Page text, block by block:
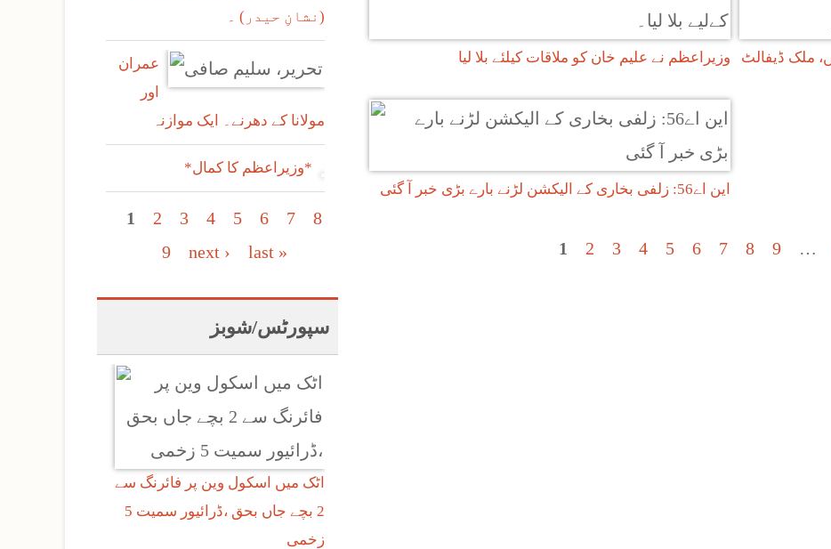
ملک ڈیفالٹ
وزیراعظم نے علیم خان کو ملاقات کیلئے بلا لیا
این اے56: زلفی بخاری کے الیکشن لڑنے بارے بڑی خبر آ گئی
1 2 3 4 5 6 7 8 9 …
(نشانِ حیدر) ۔
عمران
اور
مولانا کے دھرنے۔ ایک موازنہ
*وزیراعظم کا کمال*
Pages
1 2 3 4 5 6 7
8
9
next › last »
سپورٹس/شوبز
اٹک میں اسکول وین پر فائرنگ سے
2 بچے جاں بحق ،ڈرائیور سمیت 5
زخمی